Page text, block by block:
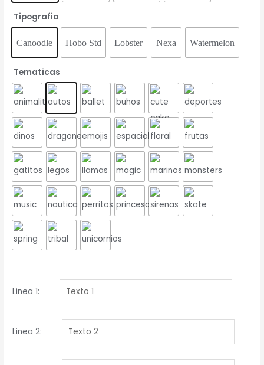
Tipografia
Canoodle Hobo Std Lobster Nexa Watermelon
Tematicas
Linea 1:
Linea 2: